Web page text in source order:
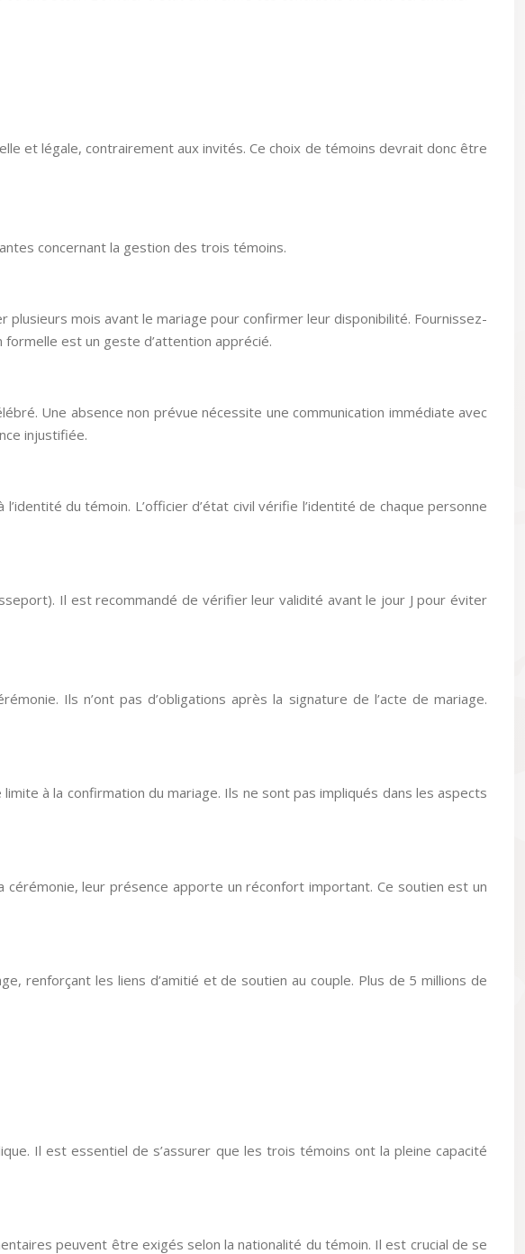
et légale, contrairement aux invités. Ce choix de témoins devrait donc être
concernant la gestion des trois témoins.
mois avant le mariage pour confirmer leur disponibilité. Fournissez-
formelle est un geste d’attention apprécié.
Une absence non prévue nécessite une communication immédiate avec
injustifiée.
du témoin. L’officier d’état civil vérifie l’identité de chaque personne
Il est recommandé de vérifier leur validité avant le jour J pour éviter
Ils n’ont pas d’obligations après la signature de l’acte de mariage.
à la confirmation du mariage. Ils ne sont pas impliqués dans les aspects
leur présence apporte un réconfort important. Ce soutien est un
renforçant les liens d’amitié et de soutien au couple. Plus de 5 millions de
Il est essentiel de s’assurer que les trois témoins ont la pleine capacité
peuvent être exigés selon la nationalité du témoin. Il est crucial de se